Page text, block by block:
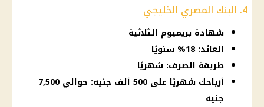
4. البنك المصري الخليجي
شهادة بريميوم الثلاثية
العائد: 18% سنويًا
طريقة الصرف: شهريًا
أرباحك شهريًا على 500 ألف جنيه: حوالي 7,500
جنيه